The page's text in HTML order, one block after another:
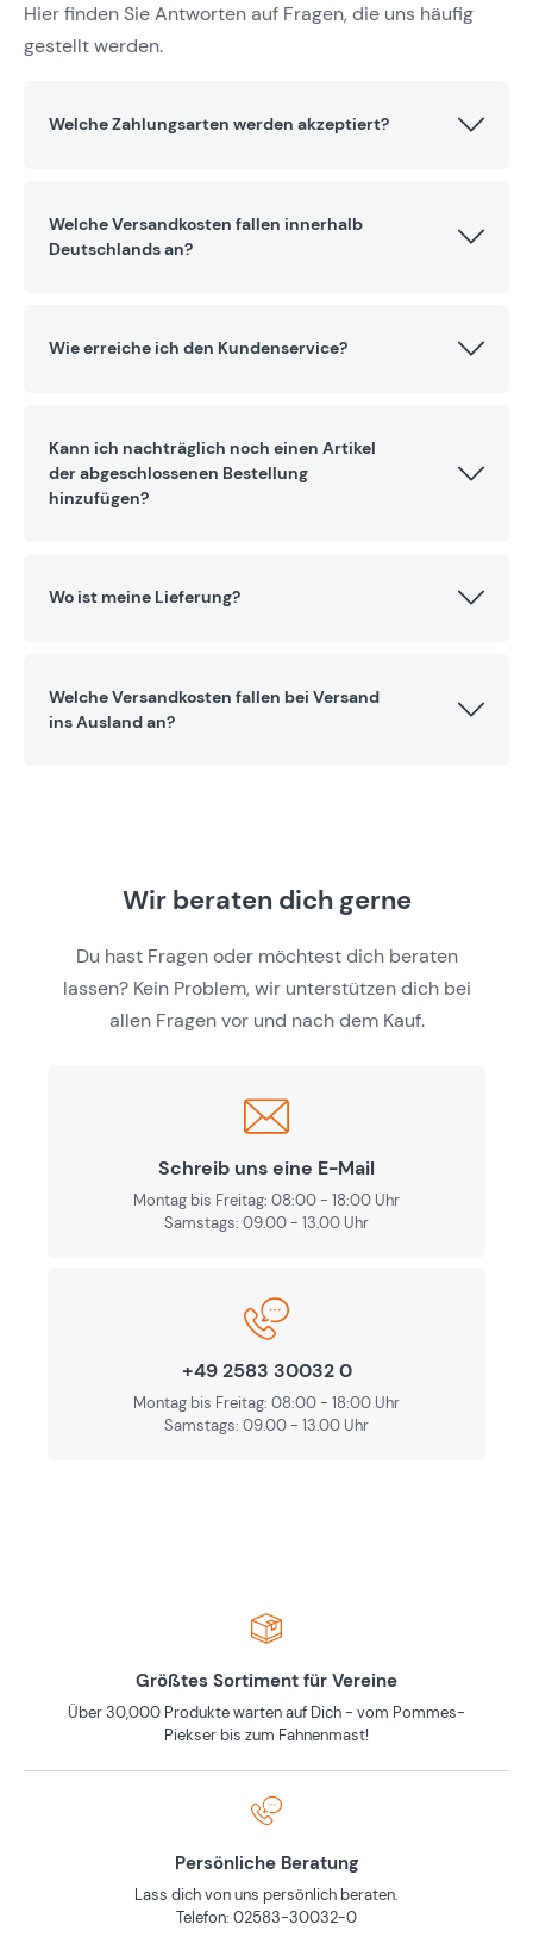
Hier finden Sie Antworten auf Fragen, die uns häufig
gestellt werden.
Welche Zahlungsarten werden akzeptiert?
Welche Versandkosten fallen innerhalb
Deutschlands an?
Wie erreiche ich den Kundenservice?
Kann ich nachträglich noch einen Artikel
der abgeschlossenen Bestellung
hinzufügen?
Wo ist meine Lieferung?
Welche Versandkosten fallen bei Versand
ins Ausland an?
Wir beraten dich gerne
Du hast Fragen oder möchtest dich beraten
lassen? Kein Problem, wir unterstützen dich bei
allen Fragen vor und nach dem Kauf.
Schreib uns eine E-Mail
Montag bis Freitag: 08:00 - 18:00 Uhr
Samstags: 09.00 - 13.00 Uhr
+49 2583 30032 0
Montag bis Freitag: 08:00 - 18:00 Uhr
Samstags: 09.00 - 13.00 Uhr
Größtes Sortiment für Vereine
Über 30,000 Produkte warten auf Dich - vom Pommes-
Piekser bis zum Fahnenmast!
Persönliche Beratung
Lass dich von uns persönlich beraten.
Telefon: 02583-30032-0